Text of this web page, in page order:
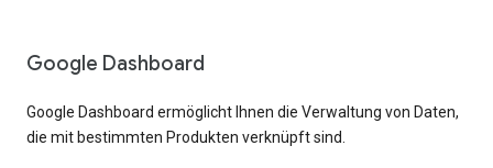
Google Dashboard
Google Dashboard ermöglicht Ihnen die Verwaltung von Daten,
die mit bestimmten Produkten verknüpft sind.